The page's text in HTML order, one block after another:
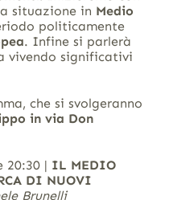
situazione in Medio
politicamente
. Infine si parlerà
vivendo significativi
che si svolgeranno
in via Don
20:30 | IL MEDIO
DI NUOVI
Brunelli